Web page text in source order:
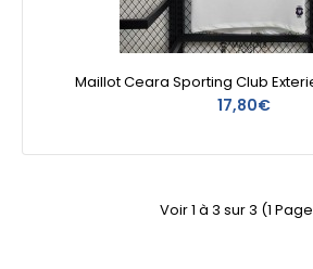
Maillot Ceara Sporting Club
17,80€
Voir 1 à 3 sur 3 (1